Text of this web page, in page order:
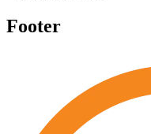
Footer